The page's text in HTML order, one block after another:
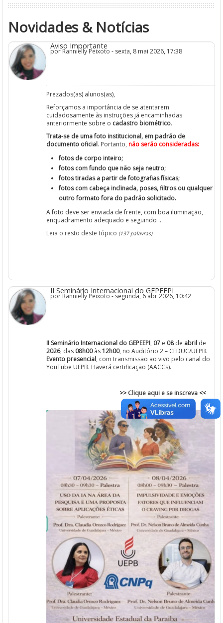
Novidades & Notícias
Aviso Importante
porRannielly Peixoto - sexta, 8 mai 2026, 17:38
Prezados(as) alunos(as),
Reforçamos a importância de se atentarem
cuidadosamente às instruções já encaminhadas
anteriormente sobre o cadastro biométrico.
Trata-se de uma foto institucional, em padrão de
documento oficial. Portanto, não serão consideradas:
fotos de corpo inteiro;
fotos com fundo que não seja neutro;
fotos tiradas a partir de fotografias físicas;
fotos com cabeça inclinada, poses, filtros ou qualquer
outro formato fora do padrão solicitado.
A foto deve ser enviada de frente, com boa iluminação,
enquadramento adequado e seguindo ...
Leia o resto deste tópico (137 palavras)
II Seminário Internacional do GEPEEPI
porRannielly Peixoto- segunda, 6 abr 2026, 10:42
II Seminário Internacional do GEPEEPI, 07 e 08de abril de
2026, das 08h00às12h00, no Auditório 2 – CEDUC/UEPB.
Evento presencial, com transmissão ao vivo pelo canal do
YouTube UEPB. Haverá certificação (AACCs).
>> Clique aqui e se inscreva <<